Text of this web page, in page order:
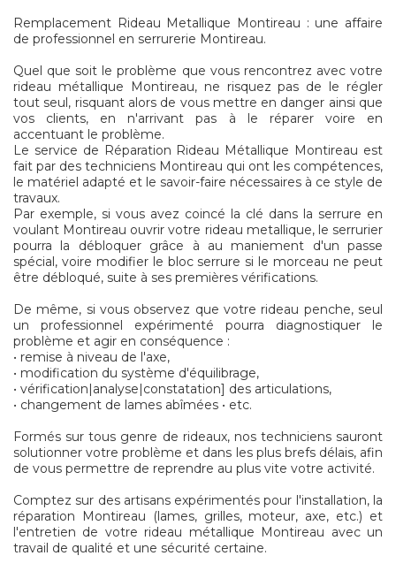
Remplacement Rideau Metallique Montireau : une affaire
de professionnel en serrurerie Montireau.
Quel que soit le problème que vous rencontrez avec votre
rideau métallique Montireau, ne risquez pas de le régler
tout seul, risquant alors de vous mettre en danger ainsi que
vos clients, en n'arrivant pas à le réparer voire en
accentuant le problème.
Le service de Réparation Rideau Métallique Montireau est
fait par des techniciens Montireau qui ont les compétences,
le matériel adapté et le savoir-faire nécessaires à ce style de
travaux.
Par exemple, si vous avez coincé la clé dans la serrure en
voulant Montireau ouvrir votre rideau metallique, le serrurier
pourra la débloquer grâce à au maniement d'un passe
spécial, voire modifier le bloc serrure si le morceau ne peut
être débloqué, suite à ses premières vérifications.
De même, si vous observez que votre rideau penche, seul
un professionnel expérimenté pourra diagnostiquer le
problème et agir en conséquence :
• remise à niveau de l'axe,
• modification du système d'équilibrage,
• vérification|analyse|constatation] des articulations,
• changement de lames abîmées • etc.
Formés sur tous genre de rideaux, nos techniciens sauront
solutionner votre problème et dans les plus brefs délais, afin
de vous permettre de reprendre au plus vite votre activité.
Comptez sur des artisans expérimentés pour l'installation, la
réparation Montireau (lames, grilles, moteur, axe, etc.) et
l'entretien de votre rideau métallique Montireau avec un
travail de qualité et une sécurité certaine.